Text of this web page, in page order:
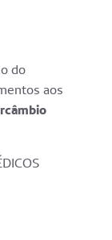
do
aos